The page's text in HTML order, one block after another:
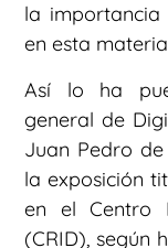
la importancia
en esta
Así lo ha
general de
Juan Pedro
la exposición
en el Centro
(CRID), según